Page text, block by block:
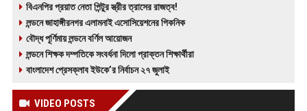
বিএনপির প্রয়াত নেতা পিন্টুর স্ত্রীর ত্রাসের রাজত্ব!
লন্ডনে জাহাঙ্গীরনগর এলামনাই এসোসিয়েশনের পিকনিক
বৌদ্ধ পূর্ণিমায় লন্ডনে বর্ণিল আয়োজন
লন্ডনে শিক্ষক দম্পতিকে সংবর্ধনা দিলো প্রাক্তন শিক্ষার্থীরা
বাংলাদেশ প্রেসক্লাব ইউকে’র নির্বাচন ২৭ জুলাই
VIDEO POSTS